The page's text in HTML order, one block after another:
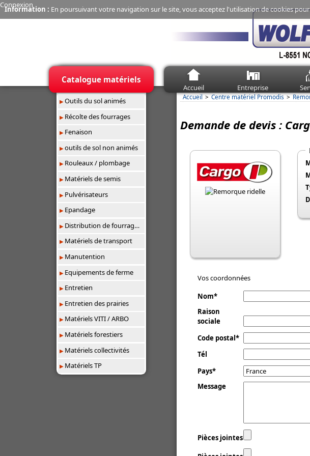
Information : En poursuivant votre navigation sur le site, vous acceptez l'utilisation de cookies
Connexion
Accueil Entreprise
Catalogue matériels
Outils du sol animés
Récolte des fourrages
Fenaison
outils de sol non animés
Rouleaux / plombage
Matériels de semis
Pulvérisateurs
Epandage
Distribution de fourrages/paillage
Matériels de transport
Manutention
Equipements de ferme
Entretien
Entretien des prairies
Matériels VITI / ARBO
Matériels forestiers
Matériels collectivités
Matériels TP
Accueil Centre matériel Promodis
Demande de devis :
Vos coordonnées
Nom
Raison
sociale
Code postal
Tél
Pays
Message
Pièces jointes